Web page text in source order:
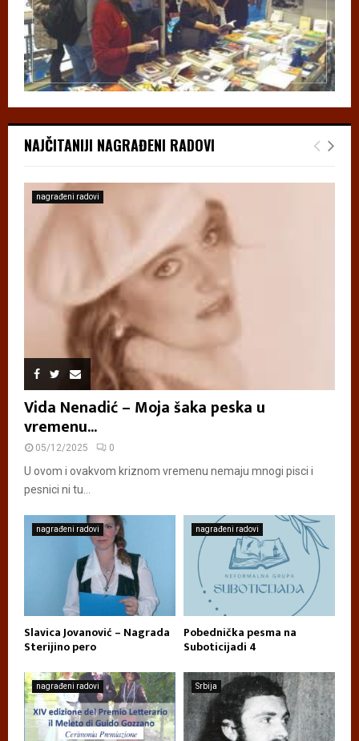
NAJČITANIJI NAGRAĐENI RADOVI
nagrađeni radovi
Vida Nenadić – Moja šaka peska u
vremenu...
05/12/2025 0
U ovom i ovakvom kriznom vremenu nemaju mnogi pisci i
pesnici ni tu...
nagrađeni radovi
Slavica Jovanović – Nagrada
Sterijino pero
nagrađeni radovi
Pobednička pesma na
Suboticijadi 4
nagrađeni radovi Srbija